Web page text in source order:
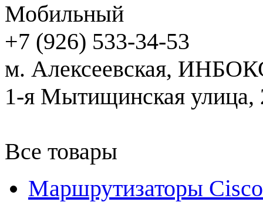
Мобильный
+7 (926) 533-34-53
м. Алексеевская,
1-я Мытищинская улица,
Все товары
Маршрутизаторы Cisco